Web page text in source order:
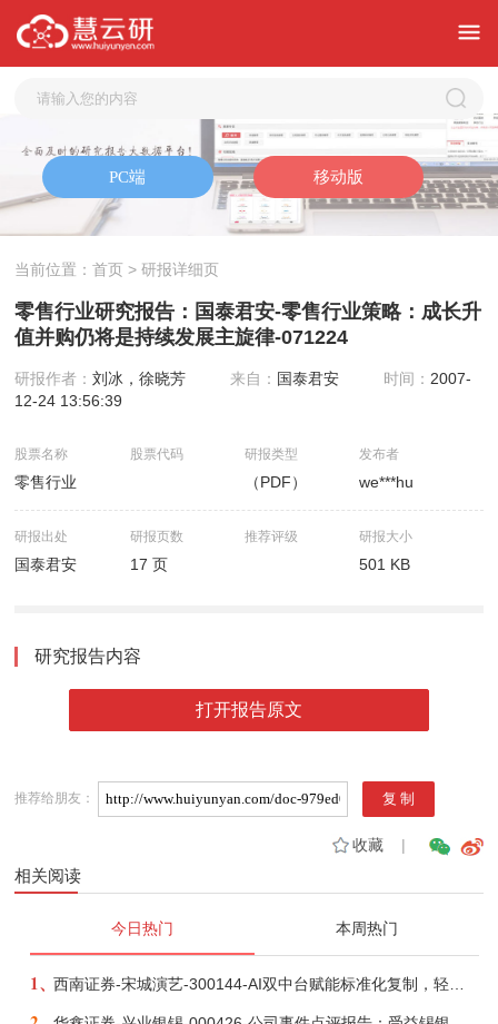
当前位置：首页 > 研报详细页
零售行业研究报告：国泰君安-零售行业策略：成长升
值并购仍将是持续发展主旋律-071224
研报作者：刘冰，徐晓芳 来自： 国泰君安 时间： 2007-
12-24 13:56:39
股票名称
零售行业
股票代码 研报类型
（PDF）
发布者
we***hu
研报出处
国泰君安
研报页数
17 页
推荐评级 研报大小
501 KB
研究报告内容
打开报告原文
推荐给朋友：
收藏|
相关阅读
今日热门 本周热门
1、